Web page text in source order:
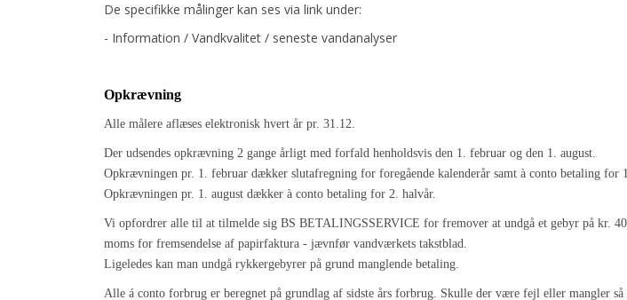
De specifikke målinger kan ses via link under:
- Information / Vandkvalitet / seneste vandanalyser
Opkrævning
Alle målere aflæses elektronisk hvert år pr. 31.12.
Der udsendes opkrævning 2 gange årligt med forfald henholdsvis den 1. februar og den 1. august.
Opkrævningen pr. 1. februar dækker slutafregning for foregående kalenderår samt à conto betaling for
Opkrævningen pr. 1. august dækker à conto betaling for 2. halvår.
Vi opfordrer alle til at tilmelde sig BS BETALINGSSERVICE for fremover at undgå et gebyr på kr.
moms for fremsendelse af papirfaktura - jævnfør vandværkets takstblad.
Ligeledes kan man undgå rykkergebyrer på grund manglende betaling.
Alle á conto forbrug er beregnet på grundlag af sidste års forbrug. Skulle der være fejl eller mangler så